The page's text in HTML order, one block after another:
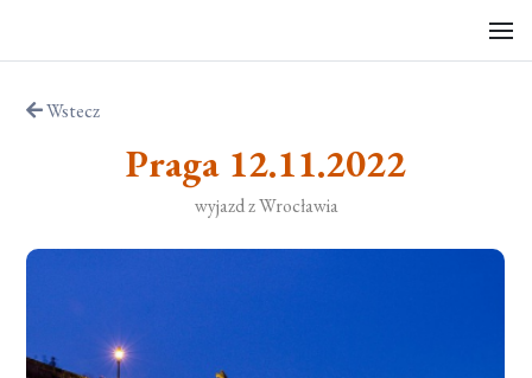
Wstecz
Praga 12.11.2022
wyjazd z Wrocławia